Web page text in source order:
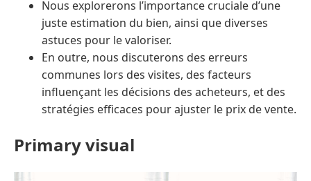
Nous explorerons l’importance cruciale d’une
juste estimation du bien, ainsi que diverses
astuces pour le valoriser.
En outre, nous discuterons des erreurs
communes lors des visites, des facteurs
influençant les décisions des acheteurs, et des
stratégies efficaces pour ajuster le prix de vente.
Primary visual